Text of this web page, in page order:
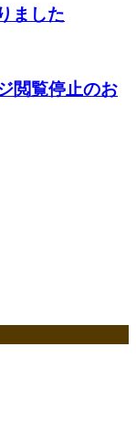
ました
閲覧停止のお